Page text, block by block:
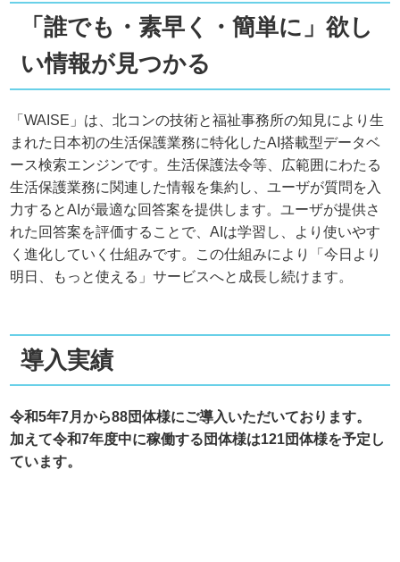
「誰でも・素早く・簡単に」欲し
い情報が見つかる
「WAISE」は、北コンの技術と福祉事務所の知見により生
まれた日本初の生活保護業務に特化したAI搭載型データベ
ース検索エンジンです。生活保護法令等、広範囲にわたる
生活保護業務に関連した情報を集約し、ユーザが質問を入
力するとAIが最適な回答案を提供します。ユーザが提供さ
れた回答案を評価することで、AIは学習し、より使いやす
く進化していく仕組みです。この仕組みにより「今日より
明日、もっと使える」サービスへと成長し続けます。
導入実績
令和5年7月から88団体様にご導入いただいております。
加えて令和7年度中に稼働する団体様は121団体様を予定し
ています。